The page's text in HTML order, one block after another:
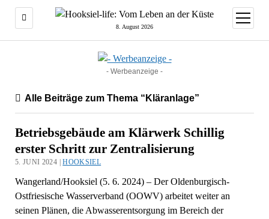
8. August 2026
Menü
öffnen
- Werbeanzeige -
Alle Beiträge zum Thema “Kläranlage”
Betriebsgebäude am Klärwerk Schillig
erster Schritt zur Zentralisierung
5. JUNI 2024 |HOOKSIEL
Wangerland/Hooksiel (5. 6. 2024) – Der Oldenburgisch-
Ostfriesische Wasserverband (OOWV) arbeitet weiter an
seinen Plänen, die Abwasserentsorgung im Bereich der